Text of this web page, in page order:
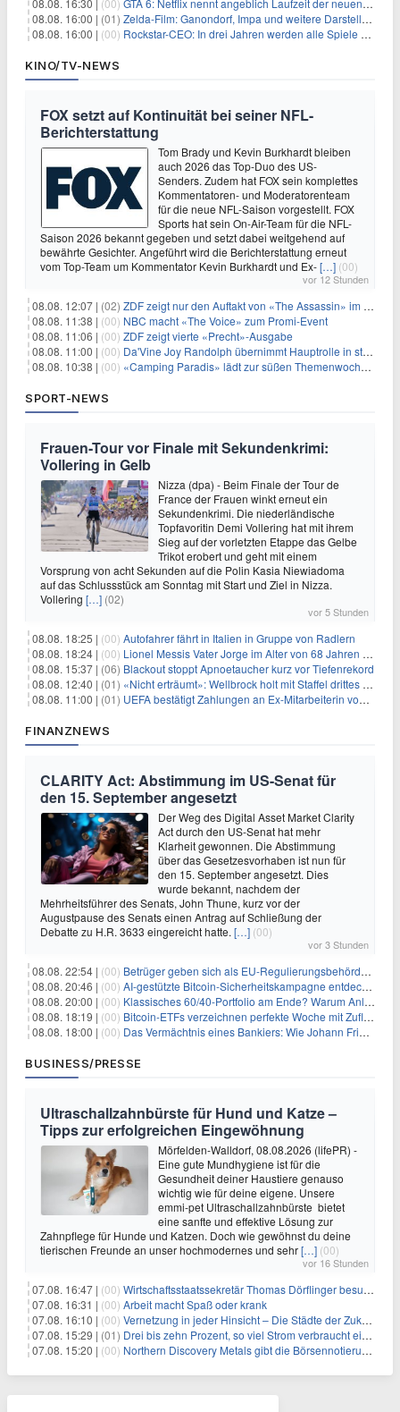
08.08. 16:30 | (00) GTA 6: Netflix nennt angeblich Laufzeit der neuen Gameplay-Präsentation
08.08. 16:00 | (01) Zelda-Film: Ganondorf, Impa und weitere Darsteller sollen feststehen
08.08. 16:00 | (00) Rockstar-CEO: In drei Jahren werden alle Spiele gestreamt
KINO/TV-NEWS
FOX setzt auf Kontinuität bei seiner NFL-
Berichterstattung
Tom Brady und Kevin Burkhardt bleiben
auch 2026 das Top-Duo des US-
Senders. Zudem hat FOX sein komplettes
Kommentatoren- und Moderatorenteam
für die neue NFL-Saison vorgestellt. FOX
Sports hat sein On-Air-Team für die NFL-
Saison 2026 bekannt gegeben und setzt dabei weitgehend auf
bewährte Gesichter. Angeführt wird die Berichterstattung erneut
vom Top-Team um Kommentator Kevin Burkhardt und Ex-[…] (00)
vor 12 Stunden
08.08. 12:07 | (02) ZDF zeigt nur den Auftakt von «The Assassin» im Fernsehen
08.08. 11:38 | (00) NBC macht «The Voice» zum Promi-Event
08.08. 11:06 | (00) ZDF zeigt vierte «Precht»-Ausgabe
08.08. 11:00 | (00) Da'Vine Joy Randolph übernimmt Hauptrolle in starbesetzter schwarzer Komödie
08.08. 10:38 | (00) «Camping Paradis» lädt zur süßen Themenwoche ein
SPORT-NEWS
Frauen-Tour vor Finale mit Sekundenkrimi:
Vollering in Gelb
Nizza (dpa) - Beim Finale der Tour de
France der Frauen winkt erneut ein
Sekundenkrimi. Die niederländische
Topfavoritin Demi Vollering hat mit ihrem
Sieg auf der vorletzten Etappe das Gelbe
Trikot erobert und geht mit einem
Vorsprung von acht Sekunden auf die Polin Kasia Niewiadoma
auf das Schlussstück am Sonntag mit Start und Ziel in Nizza.
Vollering […] (02)
vor 5 Stunden
08.08. 18:25 | (00) Autofahrer fährt in Italien in Gruppe von Radlern
08.08. 18:24 | (00) Lionel Messis Vater Jorge im Alter von 68 Jahren gestorben
08.08. 15:37 | (06) Blackout stoppt Apnoetaucher kurz vor Tiefenrekord
08.08. 12:40 | (01) «Nicht erträumt»: Wellbrock holt mit Staffel drittes EM-Gold
08.08. 11:00 | (01) UEFA bestätigt Zahlungen an Ex-Mitarbeiterin von Infantino
FINANZNEWS
CLARITY Act: Abstimmung im US-Senat für
den 15. September angesetzt
Der Weg des Digital Asset Market Clarity
Act durch den US-Senat hat mehr
Klarheit gewonnen. Die Abstimmung
über das Gesetzesvorhaben ist nun für
den 15. September angesetzt. Dies
wurde bekannt, nachdem der
Mehrheitsführer des Senats, John Thune, kurz vor der
Augustpause des Senats einen Antrag auf Schließung der
Debatte zu H.R. 3633 eingereicht hatte. […] (00)
vor 3 Stunden
08.08. 22:54 | (00) Betrüger geben sich als EU-Regulierungsbehörden aus, um Krypto-Nutzer nach MiCA-Deadline ins Visier zu nehmen
08.08. 20:46 | (00) AI-gestützte Bitcoin-Sicherheitskampagne entdeckt fast 5.000 Softwareprobleme in 390 Projekten
08.08. 20:00 | (00) Klassisches 60/40-Portfolio am Ende? Warum Anleger jetzt radikal umdenken müssen
08.08. 18:19 | (00) Bitcoin-ETFs verzeichnen perfekte Woche mit Zuflüssen auf 3-Monats-Hoch
08.08. 18:00 | (00) Das Vermächtnis eines Bankiers: Wie Johann Friedrich Städel sein Imperium unsterblich machte
BUSINESS/PRESSE
Ultraschallzahnbürste für Hund und Katze –
Tipps zur erfolgreichen Eingewöhnung
Mörfelden-Walldorf, 08.08.2026 (lifePR) -
Eine gute Mundhygiene ist für die
Gesundheit deiner Haustiere genauso
wichtig wie für deine eigene. Unsere
emmi-pet Ultraschallzahnbürste bietet
eine sanfte und effektive Lösung zur
Zahnpflege für Hunde und Katzen. Doch wie gewöhnst du deine
tierischen Freunde an unser hochmodernes und sehr[…] (00)
vor 16 Stunden
07.08. 16:47 | (00) Wirtschaftsstaatssekretär Thomas Dörflinger besucht Handwerksbetrieb im Kammerbezirk Freiburg
07.08. 16:31 | (00) Arbeit macht Spaß oder krank
07.08. 16:10 | (00) Vernetzung in jeder Hinsicht – Die Städte der Zukunft sind grün-blau
07.08. 15:29 | (01) Drei bis zehn Prozent, so viel Strom verbraucht ein Aufzug im Gebäude
07.08. 15:20 | (00) Northern Discovery Metals gibt die Börsennotierung an der Frankfurter Wertpapierbörse bekannt